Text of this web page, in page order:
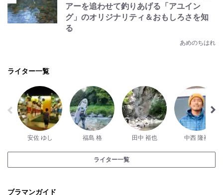
アーを追わせて釣りあげる「アユイン
グ」のオリジナリティ＆おもしろさを知
る
あめのちはれ
ライター一覧
安佐 ゆし 福島 格 田中 裕也 中西 隆裕
ライター一覧
ブラマンガイド